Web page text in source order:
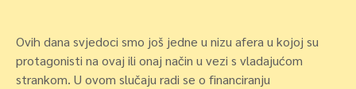
Ovih dana svjedoci smo još jedne u nizu afera u kojoj su
protagonisti na ovaj ili onaj način u vezi s vladajućom
strankom. U ovom slučaju radi se o financiranju